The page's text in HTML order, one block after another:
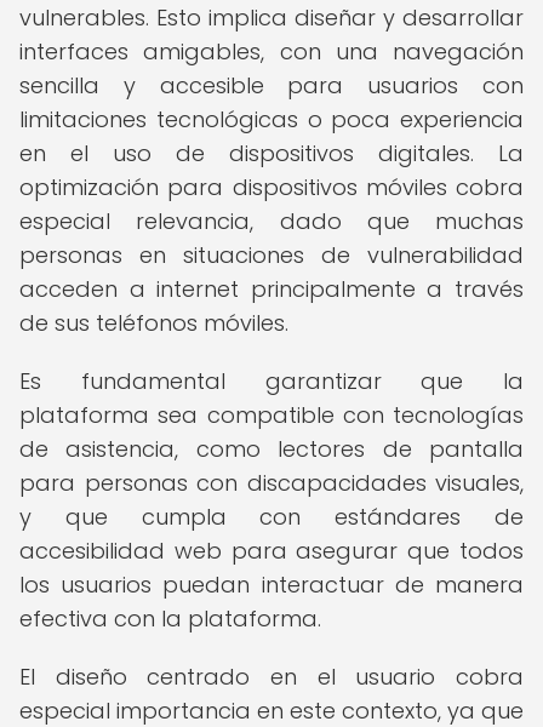
vulnerables. Esto implica diseñar y desarrollar
interfaces amigables, con una navegación
sencilla y accesible para usuarios con
limitaciones tecnológicas o poca experiencia
en el uso de dispositivos digitales. La
optimización para dispositivos móviles cobra
especial relevancia, dado que muchas
personas en situaciones de vulnerabilidad
acceden a internet principalmente a través
de sus teléfonos móviles.
Es fundamental garantizar que la
plataforma sea compatible con tecnologías
de asistencia, como lectores de pantalla
para personas con discapacidades visuales,
y que cumpla con estándares de
accesibilidad web para asegurar que todos
los usuarios puedan interactuar de manera
efectiva con la plataforma.
El diseño centrado en el usuario cobra
especial importancia en este contexto, ya que